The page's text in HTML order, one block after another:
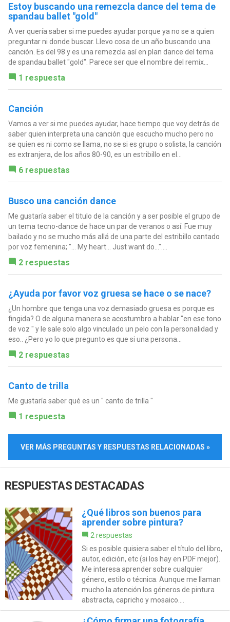
Estoy buscando una remezcla dance del tema de
spandau ballet "gold"
A ver quería saber si me puedes ayudar porque ya no se a quien
preguntar ni donde buscar. Llevo cosa de un año buscando una
canción. Es del 98 y es una remezcla así en plan dance del tema
de spandau ballet "gold". Parece ser que el nombre del remix...
1 respuesta
Canción
Vamos a ver si me puedes ayudar, hace tiempo que voy detrás de
saber quien interpreta una canción que escucho mucho pero no
se quien es ni como se llama, no se si es grupo o solista, la canción
es extranjera, de los años 80-90, es un estribillo en el...
6 respuestas
Busco una canción dance
Me gustaría saber el titulo de la canción y a ser posible el grupo de
un tema tecno-dance de hace un par de veranos o así. Fue muy
bailado y no se mucho más allá de una parte del estribillo cantado
por voz femenina; "... My heart... Just want do..."....
2 respuestas
¿Ayuda por favor voz gruesa se hace o se nace?
¿Un hombre que tenga una voz demasiado gruesa es porque es
fingida? O de alguna manera se acostumbro a hablar "en ese tono
de voz " y le sale solo algo vinculado un pelo con la personalidad y
eso.. ¿Pero yo lo que pregunto es que si una persona...
2 respuestas
Canto de trilla
Me gustaría saber qué es un " canto de trilla "
1 respuesta
VER MÁS PREGUNTAS Y RESPUESTAS RELACIONADAS »
RESPUESTAS DESTACADAS
¿Qué libros son buenos para
aprender sobre pintura?
2 respuestas
Si es posible quisiera saber el título del libro,
autor, edición, etc (si los hay en PDF mejor).
Me interesa aprender sobre cualquier
género, estilo o técnica. Aunque me llaman
mucho la atención los géneros de pintura
abstracta, capricho y mosaico....